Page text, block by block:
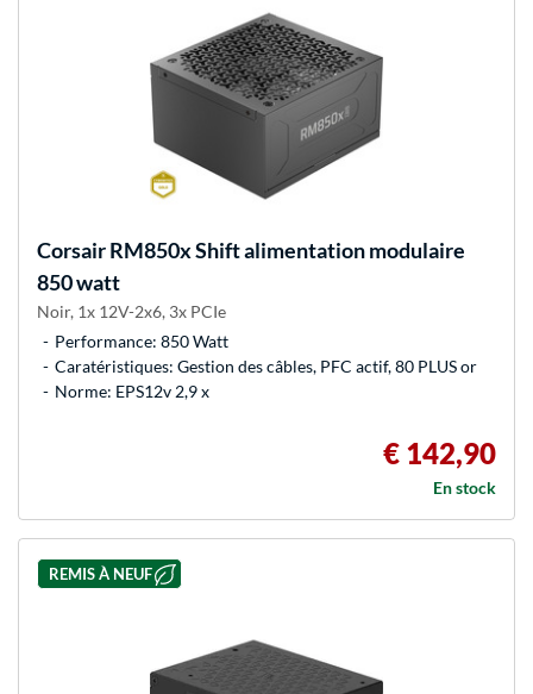
CorsairRM850x Shift alimentation modulaire
850 watt
Noir, 1x 12V-2x6, 3x PCIe
Performance: 850 Watt
Caratéristiques: Gestion des câbles, PFC actif, 80 PLUS or
Norme: EPS12v 2,9 x
€ 142,90
En stock
REMIS À NEUF